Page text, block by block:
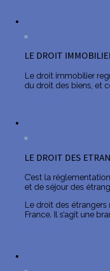
LE DROIT
Le droit immobilier
du droit des biens, et
LE DROIT DES
C’est la
et de séjour des
Le droit des
France. Il s’agit une